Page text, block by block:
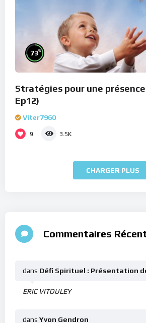
73%
Stratégies pour une présence
Ep12)
Viter7960
9 3.5K
CHARGER PLUS
Commentaires
ERIC VITOULEY
dans Défi Spirituel : Présentation
dans Yvon Gendron